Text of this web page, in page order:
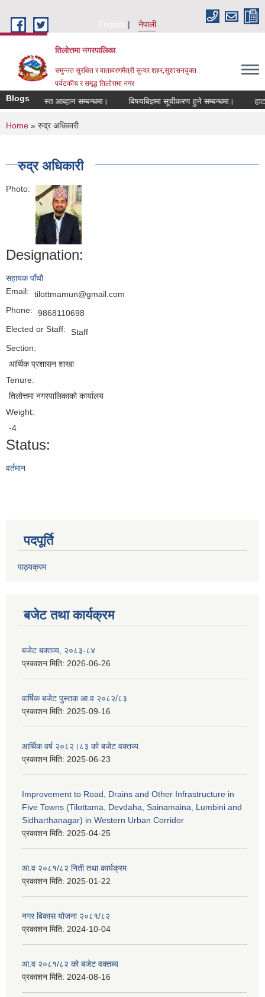
English
नेपाली
तिलोत्तमा नगरपालिका
समुन्नत सुरक्षित र वातावरणमैत्री सुन्दर शहर,सुशासनयुक्त
पर्यटकीय र समृद्ध तिलाेत्तमा नगर
Blogs
दरखास्त आब्हान सम्बन्धमा। बिषयबिज्ञमा सूचीकरण हुने सम्बन्धमा।
You are here
Home » रुद्र अधिकारी
रुद्र अधिकारी
Photo:
Designation:
सहायक पाँचाै
Email:
tilottmamun@gmail.com
Phone:
9868110698
Elected or Staff:
Staff
Section:
आर्थिक प्रशासन शाखा
Tenure:
तिलोत्तमा नगरपालिकाको कार्यालय
Weight:
-4
Status:
वर्तमान
पदपूर्ति
पाठ्यक्रम
बजेट तथा कार्यक्रम
बजेट बक्तव्य, २०८३-८४
प्रकाशन मिति: 2026-06-26
वार्षिक बजेट पुस्तक आ.व २०८२/८३
प्रकाशन मिति: 2025-09-16
आर्थिक वर्ष २०८२।८३ को बजेट वक्तव्य
प्रकाशन मिति: 2025-06-23
Improvement to Road, Drains and Other Infrastructure in
Five Towns (Tilottama, Devdaha, Sainamaina, Lumbini and
Sidharthanagar) in Western Urban Corridor
प्रकाशन मिति: 2025-04-25
आ.व २०८१/८२ निती तथा कार्यक्रम
प्रकाशन मिति: 2025-01-22
नगर बिकास योजना २०८१/८२
प्रकाशन मिति: 2024-10-04
आ.व २०८१/८२ को बजेट वक्तब्य
प्रकाशन मिति: 2024-08-16